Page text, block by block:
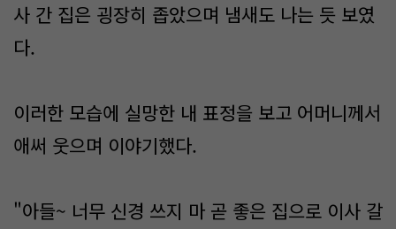
사 간 집은 굉장히 좁았으며 냄새도 나는 듯 보였
다.
이러한 모습에 실망한 내 표정을 보고 어머니께서
애써 웃으며 이야기했다.
"아들~ 너무 신경 쓰지 마 곧 좋은 집으로 이사 갈